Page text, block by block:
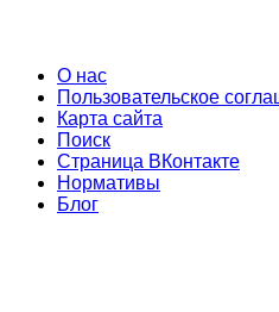
О нас
Пользовательское
Карта сайта
Поиск
Страница ВКонтакте
Нормативы
Блог